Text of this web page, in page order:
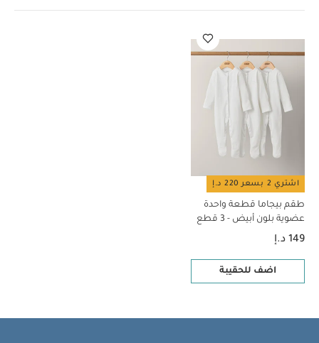
- 3 قطع
اشتري 2 بسعر 220 د.إ
طقم بيجاما قطعة واحدة
عضوية بلون أبيض - 3 قطع
149 د.إ
اضف للحقيبة